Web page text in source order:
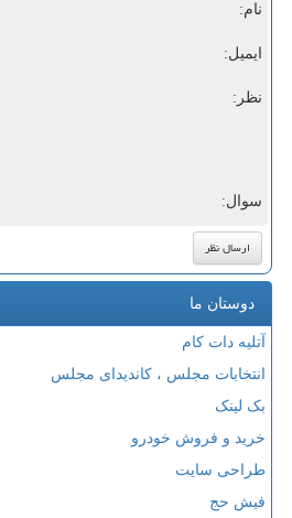
نام:
ایمیل:
نظر:
سوال:
دوستان ما
آتلیه دات کام
انتخابات مجلس ، کاندیدای مجلس
بک لینک
خرید و فروش خودرو
طراحی سایت
فیش حج